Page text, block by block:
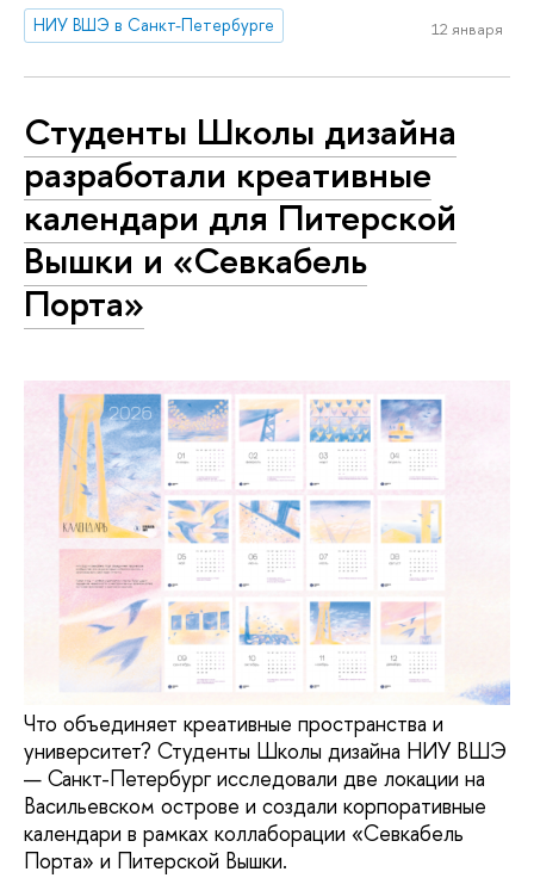
НИУ ВШЭ в Санкт-Петербурге
12 января
Студенты Школы дизайна
разработали креативные
календари для Питерской
Вышки и «Севкабель
Порта»
Что объединяет креативные пространства и
университет? Студенты Школы дизайна НИУ ВШЭ
— Санкт-Петербург исследовали две локации на
Васильевском острове и создали корпоративные
календари в рамках коллаборации «Севкабель
Порта» и Питерской Вышки.